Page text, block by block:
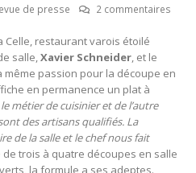
de presse 2 commentaires
Celle, restaurant varois étoilé
salle,Xavier Schneider, et le
même passion pour la découpe en
en permanence un plat à
le métier de cuisinier et de l’autre
des artisans qualifiés. La
de la salle et le chef nous fait
trois à quatre découpes en salle
la formule a ses adeptes.